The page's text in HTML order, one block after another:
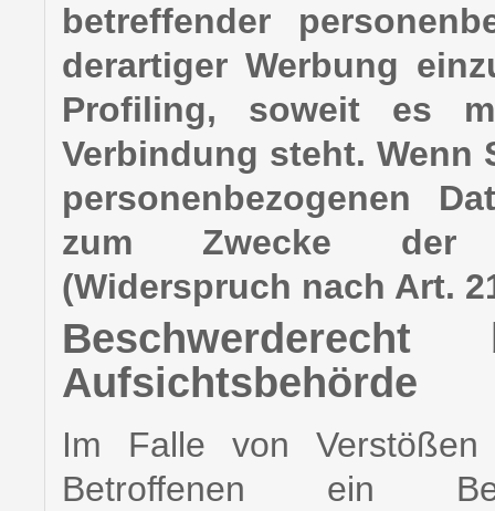
betreffender
derartiger Werbung
Profiling, soweit es
Verbindung steht. Wenn
personenbezogenen
zum Zwecke der
(Widerspruch nach Art.
Aufsichtsbehörde
Im Falle von
Betroffenen ein